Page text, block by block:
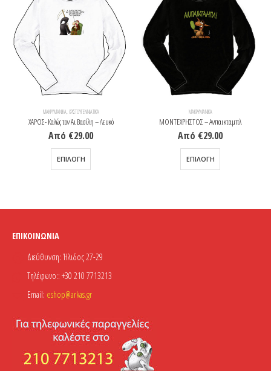
ΜΑΚΡΥΜΆΝΙΚΑ, ΧΡΙΣΤΟΥΓΕΝΝΙΆΤΙΚΑ
ΧΑΡΟΣ- Καλώς τον Άι Βασίλη – Λευκό
Από €29.00
ΕΠΙΛΟΓΉ
Αυτό το προϊόν έχει πολλαπλές παραλλαγές. Οι επιλογές μπορούν να επιλεγούν στη σελίδα του προϊόντος
ΜΑΚΡΥΜΆΝΙΚΑ
ΜΟΝΤΕΧΡΗΣΤΟΣ – Ανπαικταμπλ
Από €29.00
ΕΠΙΛΟΓΉ
Αυτό το προϊόν έχει πολλαπλές παραλλαγές. Οι επιλογές μπορούν να επιλεγούν στη σελίδα του προϊόντος
ΕΠΙΚΟΙΝΩΝΊΑ
Διεύθυνση: Ήλιδος 27-29
Τηλέφωνο:: +30 210 7713213
Email: eshop@arkas.gr